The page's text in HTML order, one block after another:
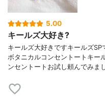
5.00
キールズ大好き?
キールズ大好きですキールズ
ボタニカルコンセントートキー
ンセントートお試し頼んでみま